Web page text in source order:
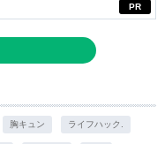
PR
胸キュン ライフハック.